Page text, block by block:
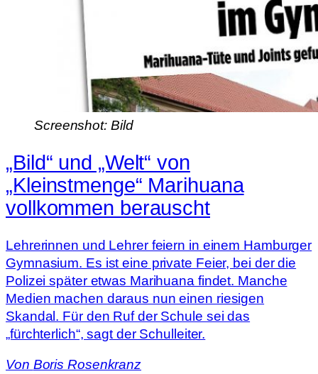
Screenshot: Bild
„Bild“ und „Welt“ von
„Kleinstmenge“ Marihuana
vollkommen berauscht
Lehrerinnen und Lehrer feiern in einem Hamburger
Gymnasium. Es ist eine private Feier, bei der die
Polizei später etwas Marihuana findet. Manche
Medien machen daraus nun einen riesigen
Skandal. Für den Ruf der Schule sei das
„fürchterlich“, sagt der Schulleiter.
Von Boris Rosenkranz